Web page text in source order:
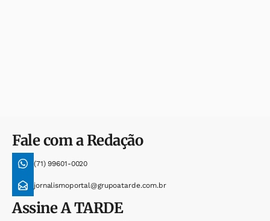
Fale com a Redação
(71) 99601-0020
jornalismoportal@grupoatarde.com.br
AssineA TARDE